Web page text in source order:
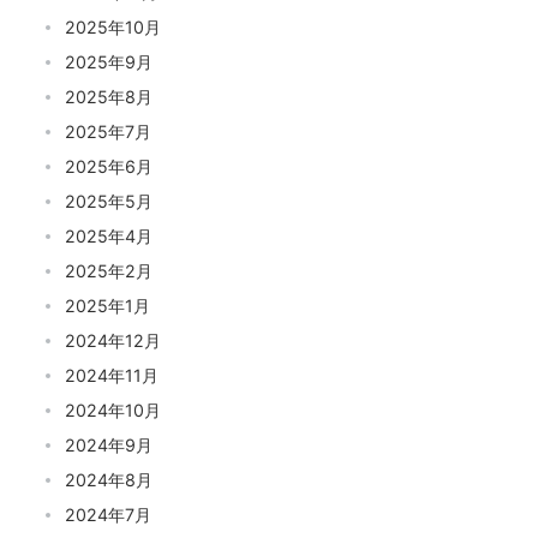
2025年10月
2025年9月
2025年8月
2025年7月
2025年6月
2025年5月
2025年4月
2025年2月
2025年1月
2024年12月
2024年11月
2024年10月
2024年9月
2024年8月
2024年7月